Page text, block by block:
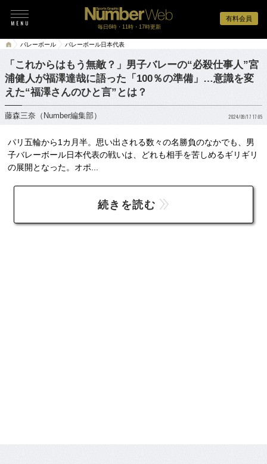
有料会員
毎日6時・11時・17時更新
バレーボール バレーボール日本代表
「これからはもう無敵？」男子バレーの“必殺仕事人”宮
浦健人が福澤達哉に語った「100％の準備」…意識を変
えた“福澤さんのひと言”とは？
藤森三奈（Number編集部） 2024/09/17 17:05
パリ五輪から1カ月半。思い出される数々の名勝負のなかでも、男
子バレーボール日本代表の戦いは、どれも相手を苦しめるギリギリ
の展開となった。オポ...
続きを読む